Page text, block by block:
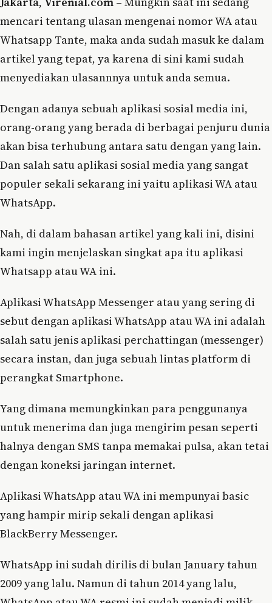
mencari tentang ulasan mengenai nomor WA atau
Whatsapp Tante, maka anda sudah masuk ke dalam
artikel yang tepat, ya karena di sini kami sudah
menyediakan ulasannnya untuk anda semua.
Dengan adanya sebuah aplikasi sosial media ini,
orang-orang yang berada di berbagai penjuru dunia
akan bisa terhubung antara satu dengan yang lain.
Dan salah satu aplikasi sosial media yang sangat
populer sekali sekarang ini yaitu aplikasi WA atau
WhatsApp.
Nah, di dalam bahasan artikel yang kali ini, disini
kami ingin menjelaskan singkat apa itu aplikasi
Whatsapp atau WA ini.
Aplikasi WhatsApp Messenger atau yang sering di
sebut dengan aplikasi WhatsApp atau WA ini adalah
salah satu jenis aplikasi perchattingan (messenger)
secara instan, dan juga sebuah lintas platform di
perangkat Smartphone.
Yang dimana memungkinkan para penggunanya
untuk menerima dan juga mengirim pesan seperti
halnya dengan SMS tanpa memakai pulsa, akan tetai
dengan koneksi jaringan internet.
Aplikasi WhatsApp atau WA ini mempunyai basic
yang hampir mirip sekali dengan aplikasi
BlackBerry Messenger.
WhatsApp ini sudah dirilis di bulan January tahun
2009 yang lalu. Namun di tahun 2014 yang lalu,